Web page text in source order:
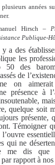
années
Hirsch –
Publique-
a des
les
50 des
de
on
présence à
quelque soit
présente,
Témoigner
qui ne
me dis que
rapport à